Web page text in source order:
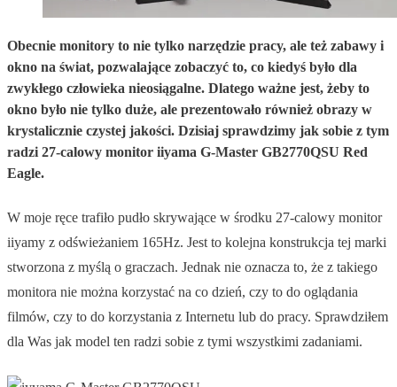
Obecnie monitory to nie tylko narzędzie pracy, ale też zabawy i
okno na świat, pozwalające zobaczyć to, co kiedyś było dla
zwykłego człowieka nieosiągalne. Dlatego ważne jest, żeby to
okno było nie tylko duże, ale prezentowało również obrazy w
krystalicznie czystej jakości. Dzisiaj sprawdzimy jak sobie z tym
radzi 27-calowy monitor iiyama G-Master GB2770QSU Red
Eagle.
W moje ręce trafiło pudło skrywające w środku 27-calowy monitor
iiyamy z odświeżaniem 165Hz. Jest to kolejna konstrukcja tej marki
stworzona z myślą o graczach. Jednak nie oznacza to, że z takiego
monitora nie można korzystać na co dzień, czy to do oglądania
filmów, czy to do korzystania z Internetu lub do pracy. Sprawdziłem
dla Was jak model ten radzi sobie z tymi wszystkimi zadaniami.